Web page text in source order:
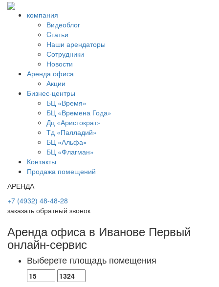
компания
Видеоблог
Cтатьи
Наши арендаторы
Сотрудники
Новости
Аренда офиса
Акции
Бизнес-центры
БЦ «Время»
БЦ «Времена Года»
Дц «Аристократ»
Тд «Палладий»
БЦ «Альфа»
БЦ «Флагман»
Контакты
Продажа помещений
АРЕНДА
+7 (4932) 48-48-28
заказать обратный звонок
Аренда офиса в Иванове Первый
онлайн-сервис
Выберете площадь помещения